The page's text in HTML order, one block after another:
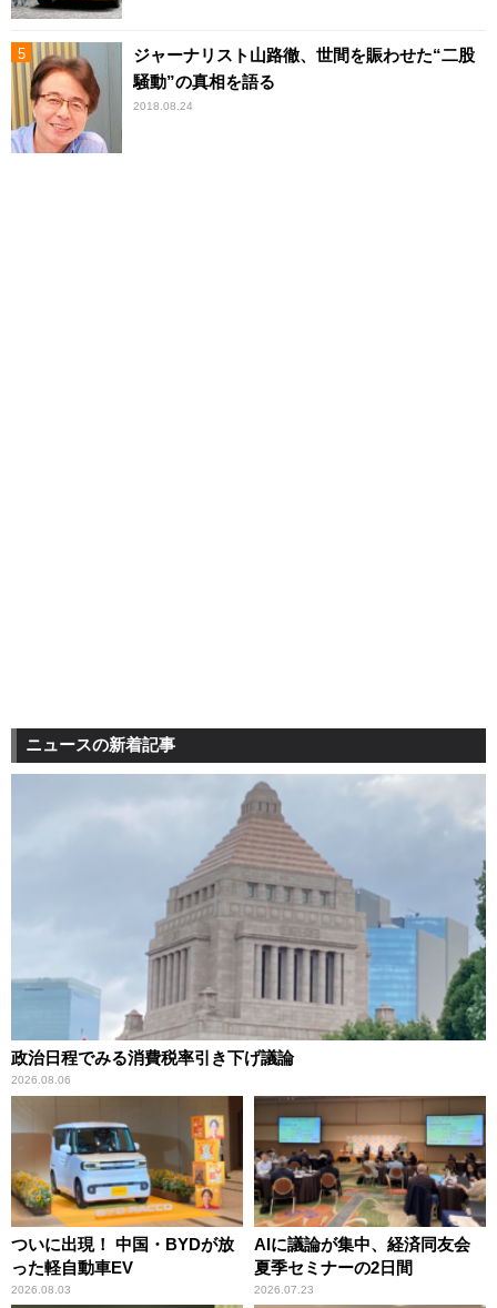
ジャーナリスト山路徹、世間を賑わせた“二股
騒動”の真相を語る
2018.08.24
ニュースの新着記事
政治日程でみる消費税率引き下げ議論
2026.08.06
ついに出現！ 中国・BYDが放
った軽自動車EV
2026.08.03
AIに議論が集中、経済同友会
夏季セミナーの2日間
2026.07.23